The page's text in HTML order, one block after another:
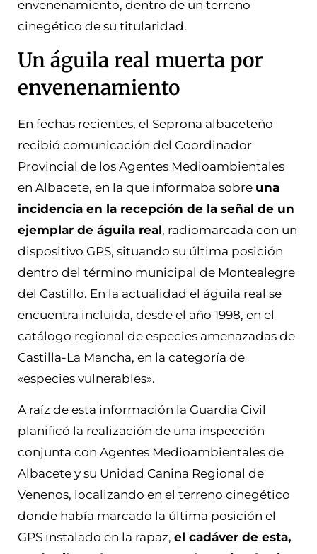
envenenamiento, dentro de un terreno
cinegético de su titularidad.
Un águila real muerta por
envenenamiento
En fechas recientes, el Seprona albaceteño
recibió comunicación del Coordinador
Provincial de los Agentes Medioambientales
en Albacete, en la que informaba sobre una
incidencia en la recepción de la señal de un
ejemplar de águila real, radiomarcada con un
dispositivo GPS, situando su última posición
dentro del término municipal de Montealegre
del Castillo. En la actualidad el águila real se
encuentra incluida, desde el año 1998, en el
catálogo regional de especies amenazadas de
Castilla-La Mancha, en la categoría de
«especies vulnerables».
A raíz de esta información la Guardia Civil
planificó la realización de una inspección
conjunta con Agentes Medioambientales de
Albacete y su Unidad Canina Regional de
Venenos, localizando en el terreno cinegético
donde había marcado la última posición el
GPS instalado en la rapaz, el cadáver de esta,